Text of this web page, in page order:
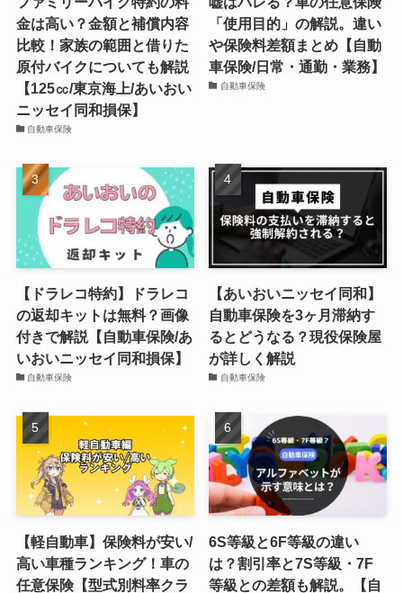
金は高い？金額と補償内容
比較！家族の範囲と借りた
原付バイクについても解説
【125㏄/東京海上/あいおい
ニッセイ同和損保】
自動車保険
「使用目的」の解説。違い
や保険料差額まとめ【自動
車保険/日常・通勤・業務】
自動車保険
【ドラレコ特約】ドラレコ
の返却キットは無料？画像
付きで解説【自動車保険/あ
いおいニッセイ同和損保】
自動車保険
【あいおいニッセイ同和】
自動車保険を3ヶ月滞納す
るとどうなる？現役保険屋
が詳しく解説
自動車保険
【軽自動車】保険料が安い/
高い車種ランキング！車の
任意保険【型式別料率クラ
6S等級と6F等級の違い
は？割引率と7S等級・7F
等級との差額も解説。【自